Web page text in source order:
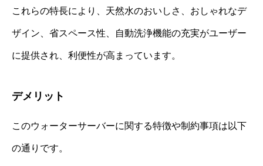
これらの特長により、天然水のおいしさ、おしゃれなデ
ザイン、省スペース性、自動洗浄機能の充実がユーザー
に提供され、利便性が高まっています。
デメリット
このウォーターサーバーに関する特徴や制約事項は以下
の通りです。